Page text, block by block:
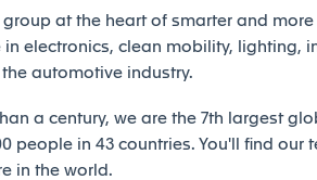
group at the heart of smarter and
electronics, clean mobility, lighting,
automotive industry.
a century, we are the 7th largest
people in 43 countries. You'll find our
in the world.